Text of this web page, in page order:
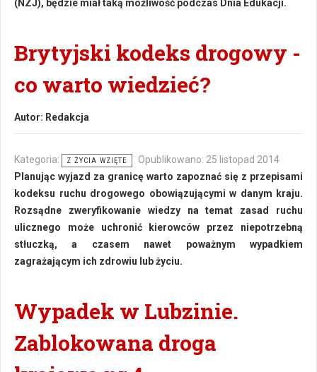
(NZJ), będzie miał taką możliwość podczas Dnia Edukacji.
Brytyjski kodeks drogowy -
co warto wiedzieć?
Autor: Redakcja
Kategoria: Z ŻYCIA WZIĘTE
Opublikowano: 25 listopad 2014
Planując wyjazd za granicę warto zapoznać się z przepisami
kodeksu ruchu drogowego obowiązującymi w danym kraju.
Rozsądne zweryfikowanie wiedzy na temat zasad ruchu
ulicznego może uchronić kierowców przez niepotrzebną
stłuczką, a czasem nawet poważnym wypadkiem
zagrażającym ich zdrowiu lub życiu.
Wypadek w Lubzinie.
Zablokowana droga